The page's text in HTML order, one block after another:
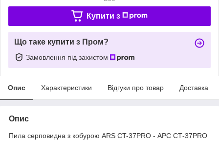
Купити з
Що таке купити з Пром?
Замовлення під захистом
Опис Характеристики Відгуки про товар Доставка
Опис
Пила серповидна з кобурою ARS CT-37PRO - АРС СТ-37PRO